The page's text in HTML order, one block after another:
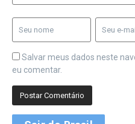
Salvar meus dados neste
eu comentar.